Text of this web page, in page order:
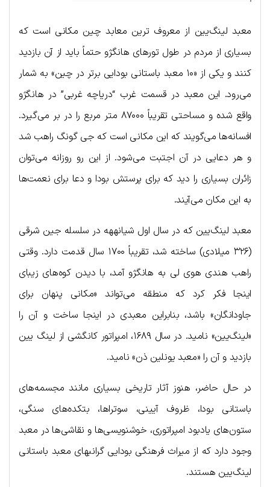
معبد لینگ‌یین از معروف ترین معابد چین مکانی است که
بسیاری از مردم در طول تورهای هانگژو حتماً باید از آن بازدید
کنند و یکی از «۱۰ معبد باستانی بودایی برتر در چین» به شمار
می‌رود. این معبد در قسمت غرب “دریاچه غربی” در هانگژو
واقع شده و مساحتی تقریباً ۸۷۰۰۰ متر مربع را در بر می‌گیرد.
افسانه‌ها می‌گویند که این مکانی است که جی گونگ راهب شد
و هر دعایی در آن اجتبت می‌شود. از این رو روزانه می‌توان
زائران بسیاری را دید که برای پرستش بودا و دعا برای نعمت‌ها
به این مکان می‌آیند.
معبد لینگ‌یین که در سال اول شیانههه در سلسله جین شرقی
(۳۲۶ میلادی) ساخته شد، تقریباً ۱۷۰۰ سال قدمت دارد. وقتی
راهب هندی هوی لی به هانگژو آمد، با دیدن کوه‌های زیبای
اینجا فکر کرد که منطقه می‌تواند «مکانی پنهان برای
جاودانگان» باشد، بنابراین معبدی در اینجا ساخت و آن را
«لینگ‌یین» نامید. در سال ۱۶۸۹، امپراتور کانگشی از لینگ یین
بازدید و آن را «معبد یونلین ذن» نامید.
در حال حاضر، هنوز آثار تاریخی بسیاری مانند مجسمه‌های
باستانی بودا، ظروف آیینی، سوتراها، بتکده‌های سنگی،
ستون‌های یادبود امپراتوری، خوشنویسی‌ها و نقاشی‌ها در معبد
وجود دارد که از میراث فرهنگی بودایی گرانبهای معبد باستانی
لینگ‌یین هستند.